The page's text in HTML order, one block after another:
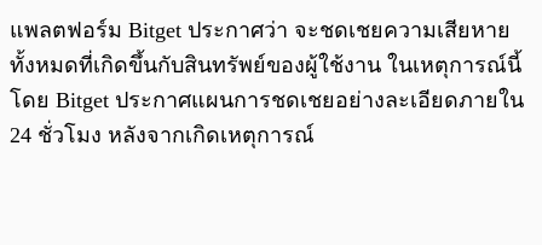
แพลตฟอร์ม Bitget ประกาศว่า จะชดเชยความเสียหาย
ทั้งหมดที่เกิดขึ้นกับสินทรัพย์ของผู้ใช้งาน ในเหตุการณ์นี้
โดย Bitget ประกาศแผนการชดเชยอย่างละเอียดภายใน
24 ชั่วโมง หลังจากเกิดเหตุการณ์